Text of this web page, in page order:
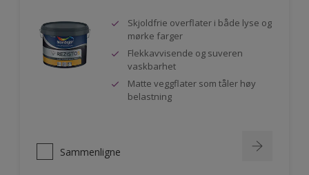
Skjoldfrie overflater i både lyse og
mørke farger
Flekkavvisende og suveren
vaskbarhet
Matte veggflater som tåler høy
belastning
Sammenligne